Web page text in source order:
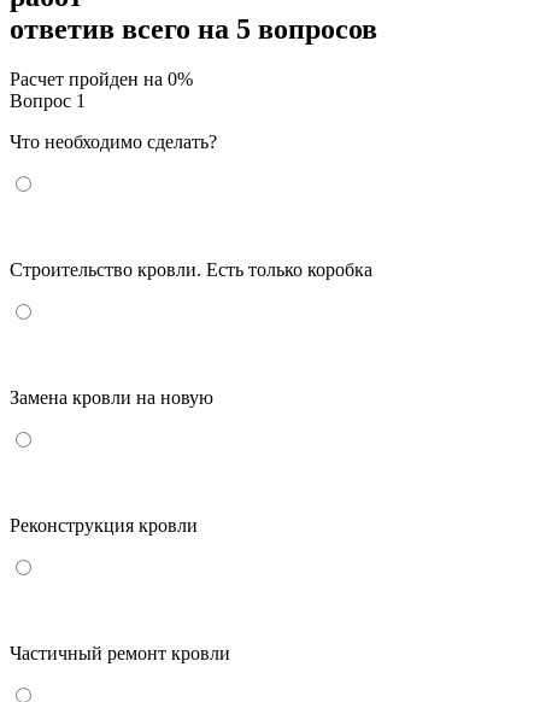
ответив всего на 5 вопросов
Расчет пройден на 0%
Вопрос 1
Что необходимо сделать?
Строительство кровли. Есть только коробка
Замена кровли на новую
Реконструкция кровли
Частичный ремонт кровли